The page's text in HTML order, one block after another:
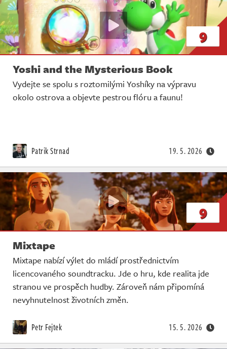
9
Yoshi and the Mysterious Book
Vydejte se spolu s roztomilými Yoshíky na výpravu
okolo ostrova a objevte pestrou flóru a faunu!
Patrik Strnad 19. 5. 2026
9
Mixtape
Mixtape nabízí výlet do mládí prostřednictvím
licencovaného soundtracku. Jde o hru, kde realita jde
stranou ve prospěch hudby. Zároveň nám připomíná
nevyhnutelnost životních změn.
Petr Fejtek 15. 5. 2026